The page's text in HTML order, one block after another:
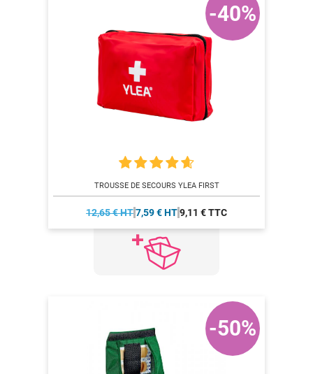
TROUSSE DE SECOURS YLEA FIRST
12,65 € HT7,59 € HT9,11 € TTC
-40%
-50%